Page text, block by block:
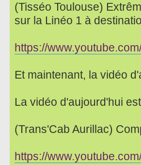
(Tisséo Toulouse)
sur la Linéo 1 à
https://
Et maintenant, la vidéo
La vidéo d'aujourd'hui
(Trans'Cab Aurillac)
https://